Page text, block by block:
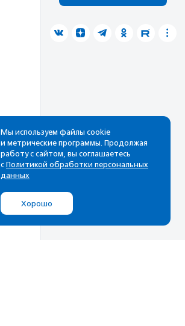
Мы используем файлы cookie
и метрические программы. Продолжая
работу с сайтом, вы соглашаетесь
с Политикой обработки персональных
данных
Хорошо